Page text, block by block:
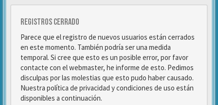
Registros cerrado
Parece que el registro de nuevos usuarios están cerrados
en este momento. También podría ser una medida
temporal. Si cree que esto es un posible error, por favor
contacte con el webmaster, he informe de esto. Pedimos
disculpas por las molestias que esto pudo haber causado.
Nuestra política de privacidad y condiciones de uso están
disponibles a continuación.